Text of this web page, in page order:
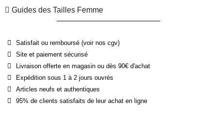
Guides des Tailles Femme
Satisfait ou remboursé (voir nos cgv)
Site et paiement sécurisé
Livraison offerte en magasin ou dès 90€ d'achat
Expédition sous 1 à 2 jours ouvrés
Articles neufs et authentiques
95% de clients satisfaits de leur achat en ligne